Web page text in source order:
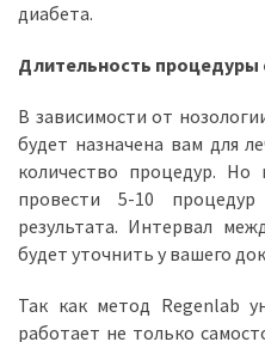
диабета.
Длительность процедуры
В зависимости от
будет назначена вам для
количество процедур. Но
провести 5-10
результата. Интервал
будет уточнить у вашего
Так как метод Regenlab
работает не только